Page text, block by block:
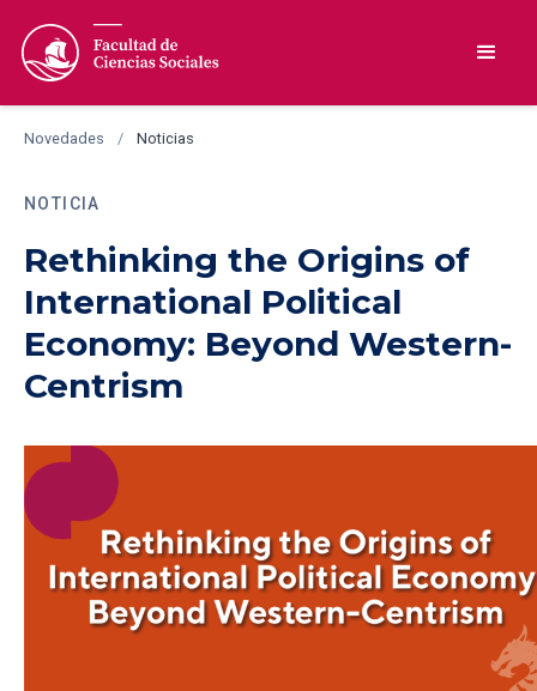
Novedades / Noticias
NOTICIA
Rethinking the Origins of
International Political
Economy: Beyond Western-
Centrism